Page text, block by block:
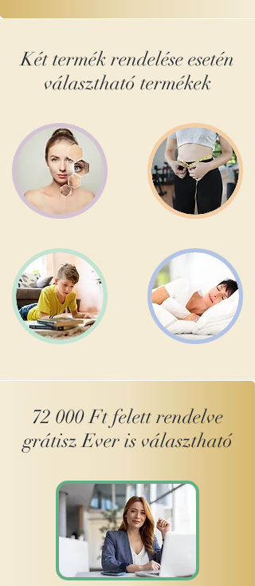
Két termék rendelése esetén
választható termékek
72 000 Ft felett rendelve
grátisz Ever is választható